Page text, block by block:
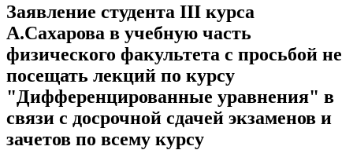
Заявление студента III курса
А.Сахарова в учебную часть
физического факультета с просьбой не
посещать лекций по курсу
"Дифференцированные уравнения" в
связи с досрочной сдачей экзаменов и
зачетов по всему курсу